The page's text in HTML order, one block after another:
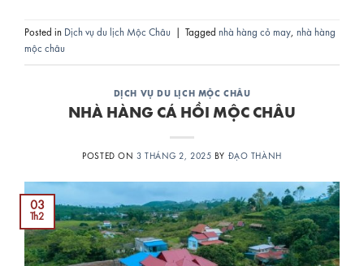
Posted in Dịch vụ du lịch Mộc Châu Tagged nhà hàng cỏ may, nhà hàng
mộc châu
DỊCH VỤ DU LỊCH MỘC CHÂU
NHÀ HÀNG CÁ HỒI MỘC CHÂU
POSTED ON 3 THÁNG 2, 2025 BY ĐẠO THÀNH
03
Th2